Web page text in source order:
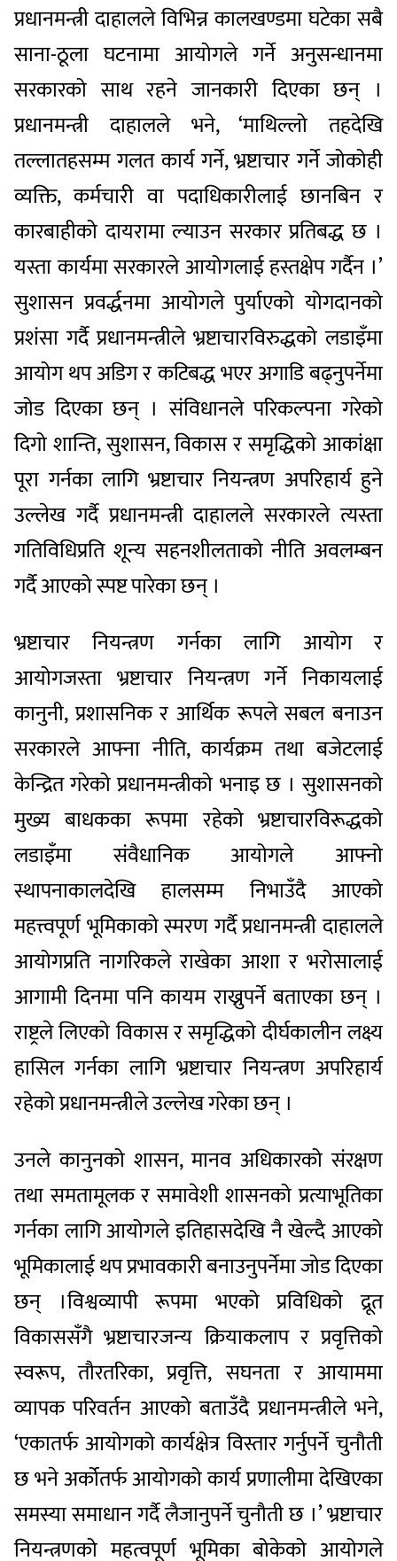
प्रधानमन्त्री दाहालले विभिन्न कालखण्डमा घटेका सबै
साना-ठूला घटनामा आयोगले गर्ने अनुसन्धानमा
सरकारको साथ रहने जानकारी दिएका छन् ।
प्रधानमन्त्री दाहालले भने, ‘माथिल्लो तहदेखि
तल्लातहसम्म गलत कार्य गर्ने, भ्रष्टाचार गर्ने जोकोही
व्यक्ति, कर्मचारी वा पदाधिकारीलाई छानबिन र
कारबाहीको दायरामा ल्याउन सरकार प्रतिबद्ध छ ।
यस्ता कार्यमा सरकारले आयोगलाई हस्तक्षेप गर्दैन ।’
सुशासन प्रवर्द्धनमा आयोगले पुर्याएको योगदानको
प्रशंसा गर्दै प्रधानमन्त्रीले भ्रष्टाचारविरुद्धको लडाइँमा
आयोग थप अडिग र कटिबद्ध भएर अगाडि बढ्नुपर्नेमा
जोड दिएका छन् । संविधानले परिकल्पना गरेको
दिगो शान्ति, सुशासन, विकास र समृद्धिको आकांक्षा
पूरा गर्नका लागि भ्रष्टाचार नियन्त्रण अपरिहार्य हुने
उल्लेख गर्दै प्रधानमन्त्री दाहालले सरकारले त्यस्ता
गतिविधिप्रति शून्य सहनशीलताको नीति अवलम्बन
गर्दै आएको स्पष्ट पारेका छन् ।
भ्रष्टाचार नियन्त्रण गर्नका लागि आयोग र
आयोगजस्ता भ्रष्टाचार नियन्त्रण गर्ने निकायलाई
कानुनी, प्रशासनिक र आर्थिक रूपले सबल बनाउन
सरकारले आफ्ना नीति, कार्यक्रम तथा बजेटलाई
केन्द्रित गरेको प्रधानमन्त्रीको भनाइ छ । सुशासनको
मुख्य बाधकका रूपमा रहेको भ्रष्टाचारविरूद्धको
लडाइँमा संवैधानिक आयोगले आफ्नो
स्थापनाकालदेखि हालसम्म निभाउँदै आएको
महत्त्वपूर्ण भूमिकाको स्मरण गर्दै प्रधानमन्त्री दाहालले
आयोगप्रति नागरिकले राखेका आशा र भरोसालाई
आगामी दिनमा पनि कायम राख्नुपर्ने बताएका छन् ।
राष्ट्रले लिएको विकास र समृद्धिको दीर्घकालीन लक्ष्य
हासिल गर्नका लागि भ्रष्टाचार नियन्त्रण अपरिहार्य
रहेको प्रधानमन्त्रीले उल्लेख गरेका छन् ।
उनले कानुनको शासन, मानव अधिकारको संरक्षण
तथा समतामूलक र समावेशी शासनको प्रत्याभूतिका
गर्नका लागि आयोगले इतिहासदेखि नै खेल्दै आएको
भूमिकालाई थप प्रभावकारी बनाउनुपर्नेमा जोड दिएका
छन् ।विश्वव्यापी रूपमा भएको प्रविधिको द्रूत
विकाससँगै भ्रष्टाचारजन्य क्रियाकलाप र प्रवृत्तिको
स्वरूप, तौरतरिका, प्रवृत्ति, सघनता र आयाममा
व्यापक परिवर्तन आएको बताउँदै प्रधानमन्त्रीले भने,
‘एकातर्फ आयोगको कार्यक्षेत्र विस्तार गर्नुपर्ने चुनौती
छ भने अर्कोतर्फ आयोगको कार्य प्रणालीमा देखिएका
समस्या समाधान गर्दै लैजानुपर्ने चुनौती छ ।’ भ्रष्टाचार
नियन्त्रणको महत्वपूर्ण भूमिका बोकेको आयोगले